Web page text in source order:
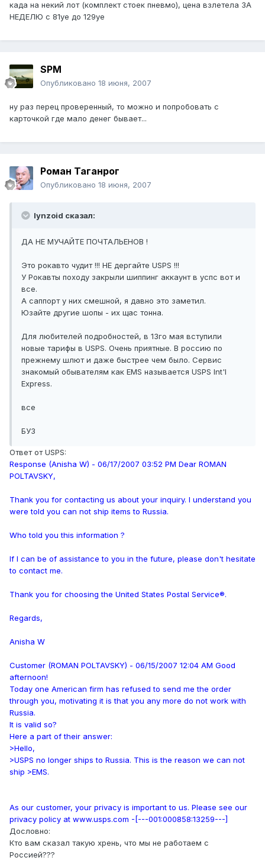
када на некий лот (комплект стоек пневмо), цена взлетела ЗА
НЕДЕЛЮ с 81уе до 129уе
SPM
Опубликовано 18 июня, 2007
ну раз перец проверенный, то можно и попробовать с
карточкой где мало денег бывает...
Pоман Таганрог
Опубликовано 18 июня, 2007
lynzoid сказал:
ДА НЕ МУЧАЙТЕ ПОЧТАЛЬЕНОВ !
Это рокавто чудит !!! НЕ дергайте USPS !!!
У Рокавты походу закрыли шиппинг аккаунт в успс вот и
все.
А саппорт у них смешной, я давно это заметил.
Юзайте другие шопы - их щас тонна.
Для любителей подробностей, в 13го мая вступили
новые тарифы в USPS. Очень приятные. В россию по
прежнему шлют и даже быстрее чем было. Сервис
знакомый обывателям как EMS называется USPS Int'l
Express.
все
БУЗ
Ответ от USPS:
Response (Anisha W) - 06/17/2007 03:52 PM Dear ROMAN
POLTAVSKY,
Thank you for contacting us about your inquiry. I understand you
were told you can not ship items to Russia.
Who told you this information ?
If I can be of assistance to you in the future, please don't hesitate
to contact me.
Thank you for choosing the United States Postal Service®.
Regards,
Anisha W
Customer (ROMAN POLTAVSKY) - 06/15/2007 12:04 AM Good
afternoon!
Today one American firm has refused to send me the order
through you, motivating it is that you any more do not work with
Russia.
It is valid so?
Here a part of their answer:
>Hello,
>USPS no longer ships to Russia. This is the reason we can not
ship >EMS.
As our customer, your privacy is important to us. Please see our
privacy policy at www.usps.com -[---001:000858:13259---]
Дословно:
Кто вам сказал такую хрень, что мы не работаем с
Россией???